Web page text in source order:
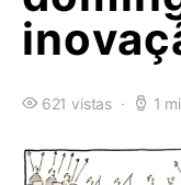
621 vistas 1